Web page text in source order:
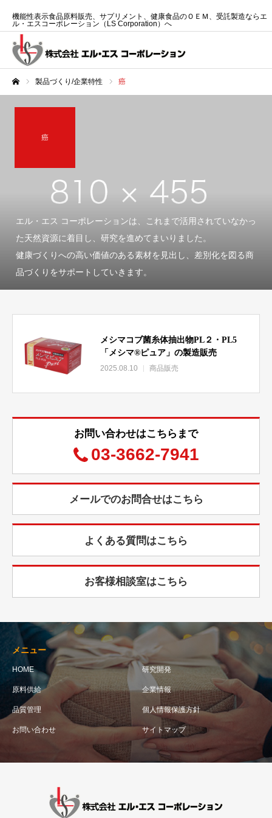
機能性表示食品原料販売、サプリメント、健康食品のＯＥＭ、受託製造ならエ
ル・エスコーポレーション（LS Corporation）へ
製品づくり/企業特性 癌
癌
エル・エス コーポレーションは、これまで活用されていなかっ
た天然資源に着目し、研究を進めてまいりました。
健康づくりへの高い価値のある素材を見出し、差別化を図る商
品づくりをサポートしていきます。
メシマコブ菌糸体抽出物PL２・PL5
「メシマ®ピュア」の製造販売
2025.08.10 商品販売
お問い合わせはこちらまで
03-3662-7941
メールでのお問合せはこちら
よくある質問はこちら
お客様相談室はこちら
メニュー
HOME 研究開発
原料供給 企業情報
品質管理 個人情報保護方針
お問い合わせ サイトマップ